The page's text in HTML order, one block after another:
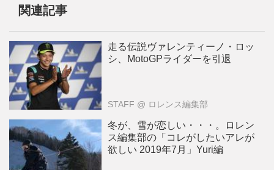
関連記事
走る伝説ヴァレンティーノ・ロッ
シ、MotoGPライダーを引退
STAFF @ ロレンス編集部
冬が、雪が恋しい・・・。ロレン
ス編集部の「コレがしたいアレが
欲しい 2019年7月」Yuri編